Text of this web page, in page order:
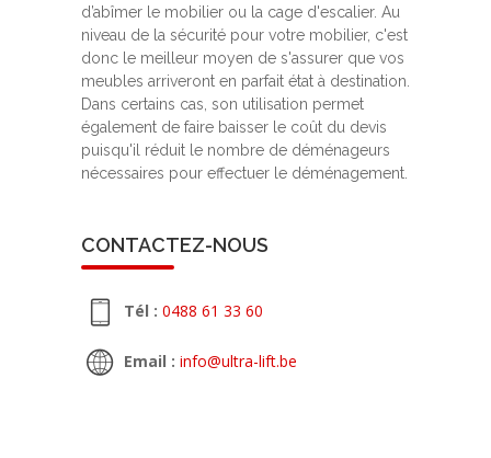
d’abîmer le mobilier ou la cage d'escalier. Au
niveau de la sécurité pour votre mobilier, c'est
donc le meilleur moyen de s'assurer que vos
meubles arriveront en parfait état à destination.
Dans certains cas, son utilisation permet
également de faire baisser le coût du devis
puisqu'il réduit le nombre de déménageurs
nécessaires pour effectuer le déménagement.
CONTACTEZ-NOUS
Tél : 0488 61 33 60
Email : info@ultra-lift.be